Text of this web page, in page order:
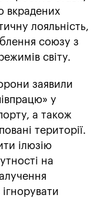
вкрадених
лояльність,
союзу з
світу.
заявили
у
а також
території.
ілюзію
на